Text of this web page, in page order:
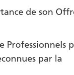
de son
Professionnels
par la